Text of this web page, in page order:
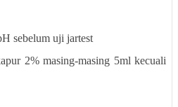
sebelum uji jartest
2% masing-masing 5ml kecuali